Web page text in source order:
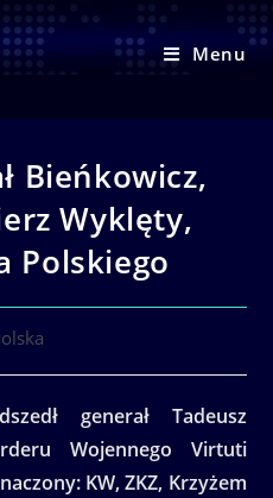
Menu
Bieńkowicz,
Wyklęty,
Polskiego
generał Tadeusz
Wojennego Virtuti
KW, ZKZ, Krzyżem